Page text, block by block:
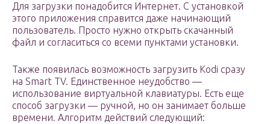
Для загрузки понадобится Интернет. С установкой
этого приложения справится даже начинающий
пользователь. Просто нужно открыть скачанный
файл и согласиться со всеми пунктами установки.
Также появилась возможность загрузить Kodi сразу
на Smart TV. Единственное неудобство —
использование виртуальной клавиатуры. Есть еще
способ загрузки — ручной, но он занимает больше
времени. Алгоритм действий следующий: